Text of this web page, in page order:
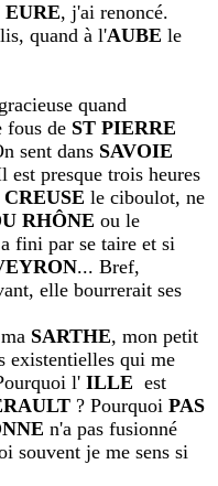
EURE, j'ai renoncé.
quand à l'AUBE le
quand
fous de ST PIERRE
sent dans SAVOIE
est presque trois heures
CREUSE le ciboulot, ne
RHÔNE ou le
a fini par se taire et si
... Bref,
elle bourrerait ses
SARTHE, mon petit
existentielles qui me
l' ILLE est
? Pourquoi PAS
n'a pas fusionné
souvent je me sens si